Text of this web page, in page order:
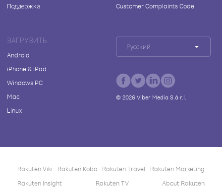
Поддержка
Customer Complaints Code
ЗАГРУЗИТЬ
Android
iPhone & iPad
Windows PC
Mac
Linux
Русский
© 2026Viber Media S.à r.l.
Rakuten Viki Rakuten Kobo Rakuten Travel
Rakuten Marketing
Rakuten Insight
Rakuten TV About Rakuten